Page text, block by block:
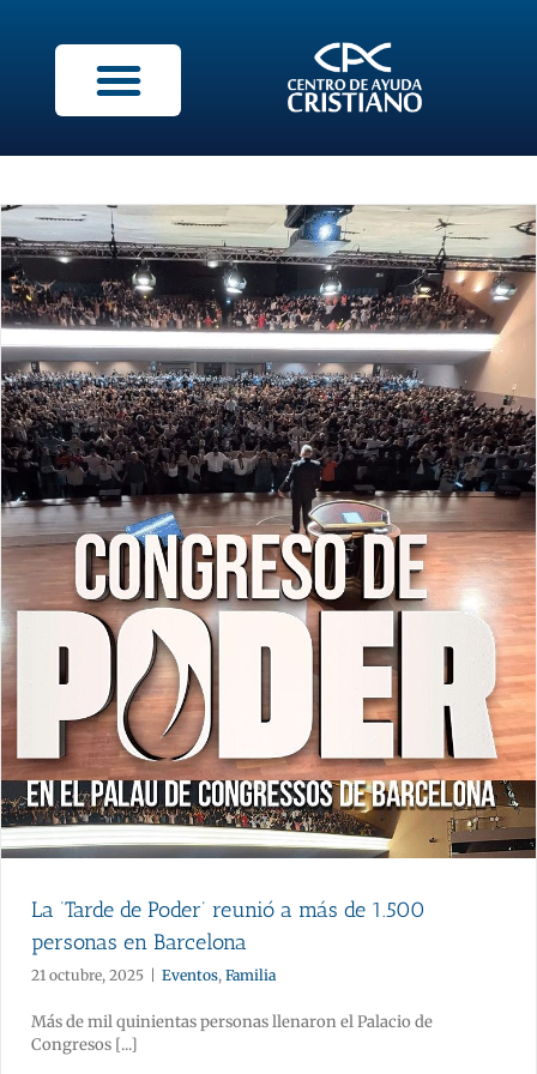
La ‘Tarde de Poder’ reunió a más de 1.500
personas en Barcelona
21 octubre, 2025 Eventos, Familia
Más de mil quinientas personas llenaron el Palacio de
Congresos [...]